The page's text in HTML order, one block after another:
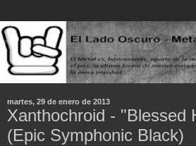
martes, 29 de enero de 2013
Xanthochroid - "Blessed
(Epic Symphonic Black)